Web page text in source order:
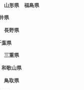
山形県 福島県
県
長野県
葉県
三重県
和歌山県
鳥取県